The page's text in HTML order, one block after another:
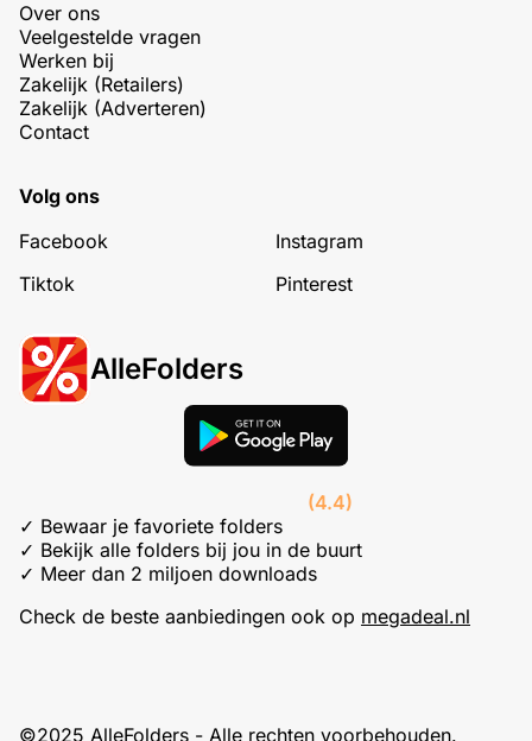
Over ons
Veelgestelde vragen
Werken bij
Zakelijk (Retailers)
Zakelijk (Adverteren)
Contact
Volg ons
Facebook
Instagram
Tiktok
Pinterest
AlleFolders
(4.4)
✓ Bewaar je favoriete folders
✓ Bekijk alle folders bij jou in de buurt
✓ Meer dan 2 miljoen downloads
Check de beste aanbiedingen ook op megadeal.nl
©2025 AlleFolders - Alle rechten voorbehouden.